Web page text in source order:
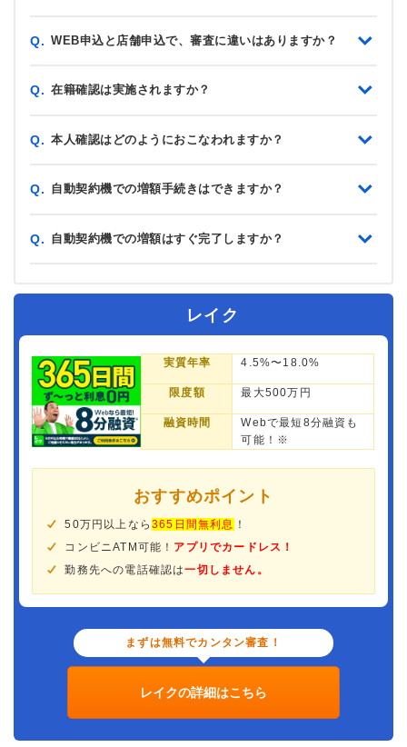
Q. WEB申込と店舗申込で、審査に違いはありますか？
Q. 在籍確認は実施されますか？
Q. 本人確認はどのようにおこなわれますか？
Q. 自動契約機での増額手続きはできますか？
Q. 自動契約機での増額はすぐ完了しますか？
レイク
実質年率 4.5%〜18.0%
限度額 最大500万円
融資時間
Webで最短8分融資も
可能！※
おすすめポイント
50万円以上なら365日間無利息
！
コンビニATM可能！ アプリでカードレス！
勤務先への電話確認は一切しません。
まずは無料でカンタン審査！
レイクの詳細はこちら